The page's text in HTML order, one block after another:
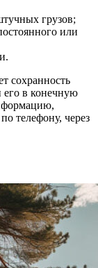
грузов;
или
сохранность
его в конечную
телефону, через